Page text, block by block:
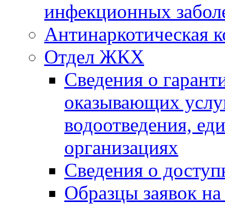
инфекционных
Антинаркотическая
Отдел ЖКХ
Сведения о
оказывающих
водоотведения,
организациях
Сведения о
Образцы заявок